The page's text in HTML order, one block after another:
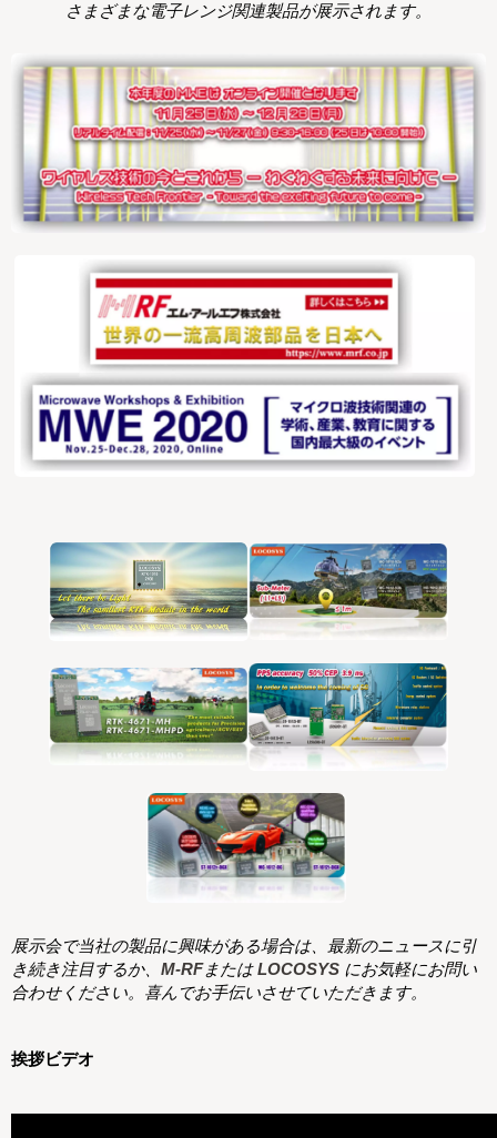
さまざまな電子レンジ関連製品が展示されます。
展示会で当社の製品に興味がある場合は、最新のニュースに引
き続き注目するか、 M-RFまたはLOCOSYS にお気軽にお問い
合わせください。喜んでお手伝いさせていただきます。
挨拶ビデオ